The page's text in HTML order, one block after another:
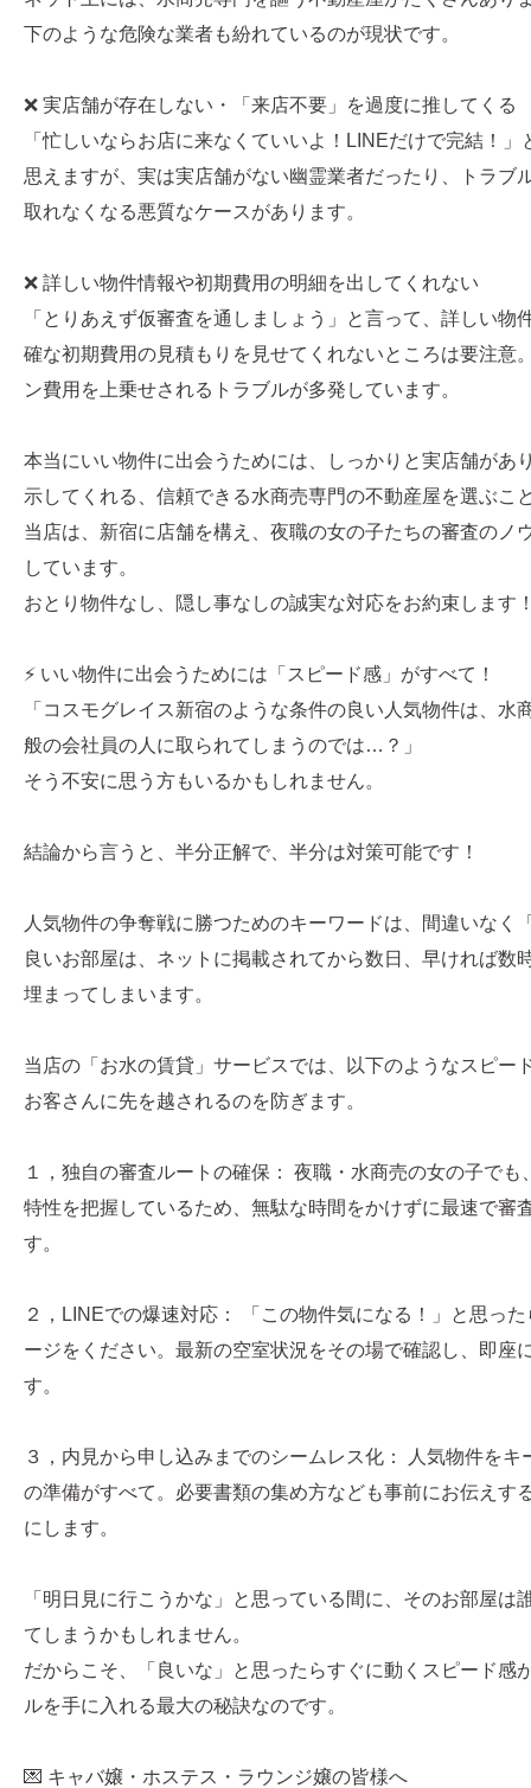
下のような危険な業者も紛れているのが現状です。
❌ 実店舗が存在しない・「来店不要」を過度に推してくる
「忙しいならお店に来なくていいよ！LINEだけで完結！
思えますが、実は実店舗がない幽霊業者だったり、トラブ
取れなくなる悪質なケースがあります。
❌ 詳しい物件情報や初期費用の明細を出してくれない
「とりあえず仮審査を通しましょう」と言って、詳しい物
確な初期費用の見積もりを見せてくれないところは要注意
ン費用を上乗せされるトラブルが多発しています。
本当にいい物件に出会うためには、しっかりと実店舗があ
示してくれる、信頼できる水商売専門の不動産屋を選ぶこ
当店は、新宿に店舗を構え、夜職の女の子たちの審査のノ
しています。
おとり物件なし、隠し事なしの誠実な対応をお約束します
⚡ いい物件に出会うためには「スピード感」がすべて！
「コスモグレイス新宿のような条件の良い人気物件は、水
般の会社員の人に取られてしまうのでは…？」
そう不安に思う方もいるかもしれません。
結論から言うと、半分正解で、半分は対策可能です！
人気物件の争奪戦に勝つためのキーワードは、間違いなく
良いお部屋は、ネットに掲載されてから数日、早ければ数
埋まってしまいます。
当店の「お水の賃貸」サービスでは、以下のようなスピー
お客さんに先を越されるのを防ぎます。
１，独自の審査ルートの確保： 夜職・水商売の女の子で
特性を把握しているため、無駄な時間をかけずに最速で審
す。
２，LINEでの爆速対応： 「この物件気になる！」と思っ
ージをください。最新の空室状況をその場で確認し、即座
す。
３，内見から申し込みまでのシームレス化： 人気物件を
の準備がすべて。必要書類の集め方なども事前にお伝えす
にします。
「明日見に行こうかな」と思っている間に、そのお部屋は
てしまうかもしれません。
だからこそ、「良いな」と思ったらすぐに動くスピード感
ルを手に入れる最大の秘訣なのです。
💌 キャバ嬢・ホステス・ラウンジ嬢の皆様へ